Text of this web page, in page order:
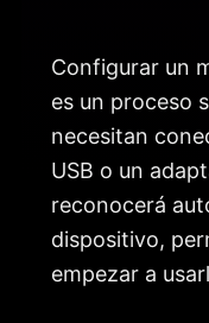
Configurar un
es un proceso
necesitan
USB o un
reconocerá
dispositivo,
empezar a